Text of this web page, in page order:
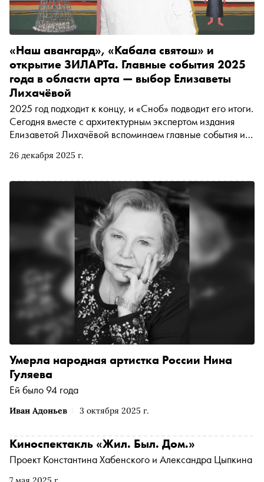
26 декабря 2025 г.
«Наш авангард», «Кабала святош» и
открытие ЗИЛАРТа. Главные события 2025
года в области арта — выбор Елизаветы
Лихачёвой
2025 год подходит к концу, и «Сноб» подводит его итоги.
Сегодня вместе с архитектурным экспертом издания
Елизаветой Лихачёвой вспоминаем главные события из
выставочного центра ЗИЛАРТ и премьеры «Кабалы
Русском музее и революционного переноса Шуховской
Иван Адоньев 3 октября 2025 г.
Умерла народная артистка России Нина
Гуляева
Ей было 94 года
Киноспектакль «Жил. Был. Дом.»
Проект Константина Хабенского и Александра Цыпкина